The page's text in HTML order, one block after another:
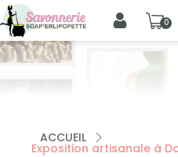
0
ACCUEIL
Exposition artisanale à